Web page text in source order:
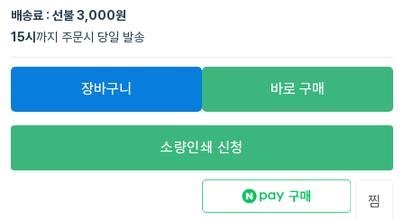
배송료 : 선불 3,000원
15시 까지 주문시 당일 발송
장바구니 바로 구매
소량인쇄 신청
찜